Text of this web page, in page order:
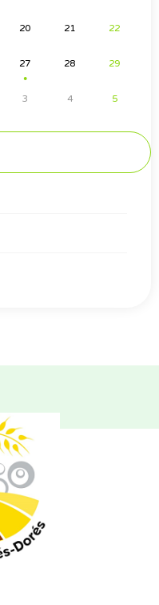
20 21 22
27
●
28 29
3 4 5